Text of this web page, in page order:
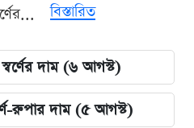
বিস্তারিত
দাম (৬ আগস্ট)
রুপার দাম (৫ আগস্ট)